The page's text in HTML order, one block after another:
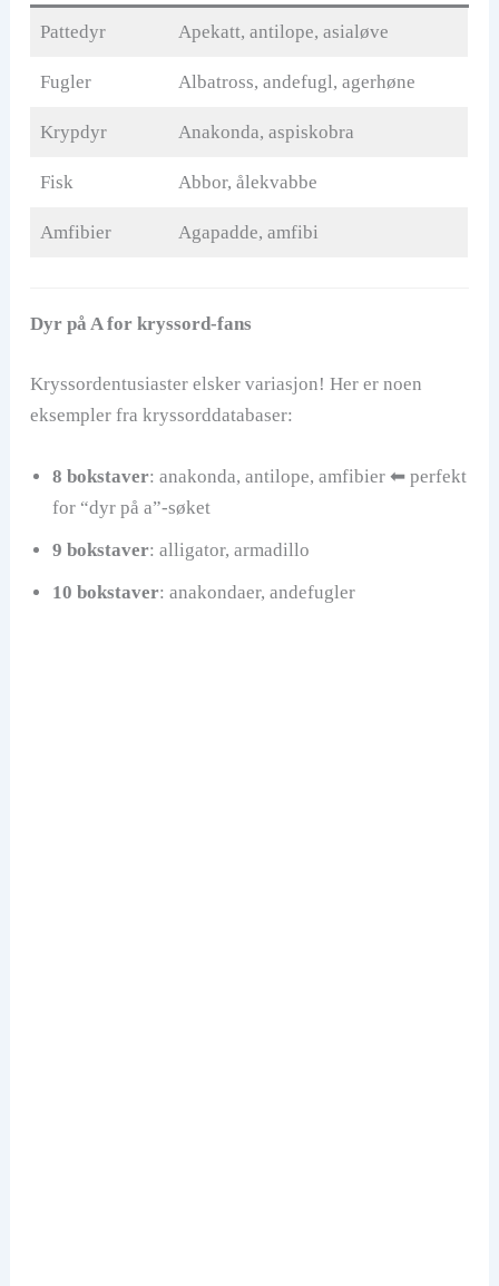
Pattedyr Apekatt, antilope, asialøve
Fugler Albatross, andefugl, agerhøne
Krypdyr Anakonda, aspiskobra
Fisk Abbor, ålekvabbe
Amfibier Agapadde, amfibi
Dyr på A for kryssord-fans
Kryssordentusiaster elsker variasjon! Her er noen
eksempler fra kryssorddatabaser:
8 bokstaver: anakonda, antilope, amfibier ⬅︎ perfekt
for “dyr på a”-søket
9 bokstaver: alligator, armadillo
10 bokstaver: anakondaer, andefugler